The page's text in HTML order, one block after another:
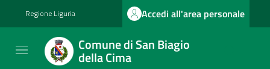
Regione Liguria Accedi all'area personale
Comune di San Biagio
della Cima